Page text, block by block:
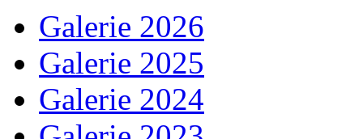
Galerie 2026
Galerie 2025
Galerie 2024